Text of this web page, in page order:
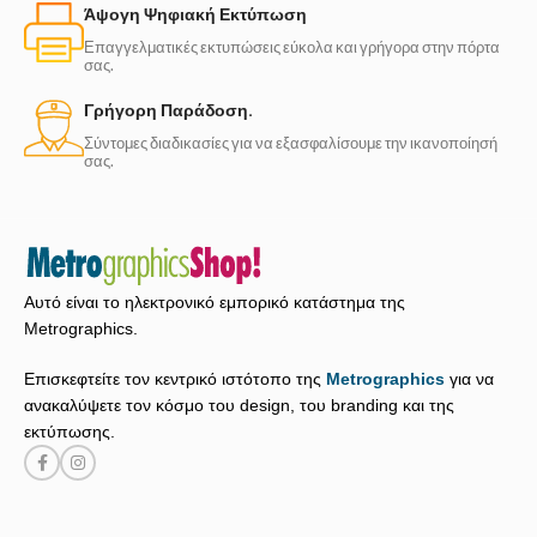
Άψογη Ψηφιακή Εκτύπωση
Επαγγελματικές εκτυπώσεις εύκολα και γρήγορα στην πόρτα
σας.
Γρήγορη Παράδοση.
Σύντομες διαδικασίες για να εξασφαλίσουμε την ικανοποίησή
σας.
Αυτό είναι το ηλεκτρονικό εμπορικό κατάστημα της
Metrographics.
Επισκεφτείτε τον κεντρικό ιστότοπο της Metrographics για να
ανακαλύψετε τον κόσμο του design, του branding και της
εκτύπωσης.